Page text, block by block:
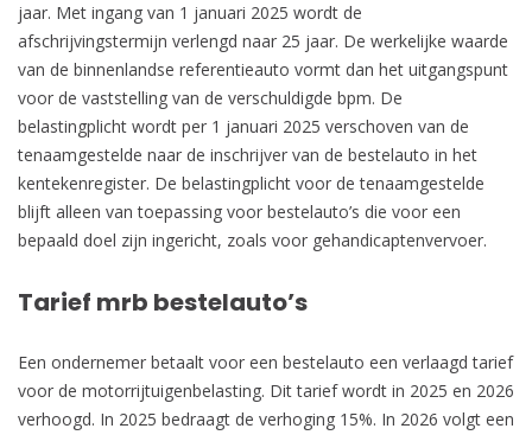
jaar. Met ingang van 1 januari 2025 wordt de
afschrijvingstermijn verlengd naar 25 jaar. De werkelijke waarde
van de binnenlandse referentieauto vormt dan het uitgangspunt
voor de vaststelling van de verschuldigde bpm. De
belastingplicht wordt per 1 januari 2025 verschoven van de
tenaamgestelde naar de inschrijver van de bestelauto in het
kentekenregister. De belastingplicht voor de tenaamgestelde
blijft alleen van toepassing voor bestelauto’s die voor een
bepaald doel zijn ingericht, zoals voor gehandicaptenvervoer.
Tarief mrb bestelauto’s
Een ondernemer betaalt voor een bestelauto een verlaagd tarief
voor de motorrijtuigenbelasting. Dit tarief wordt in 2025 en 2026
verhoogd. In 2025 bedraagt de verhoging 15%. In 2026 volgt een